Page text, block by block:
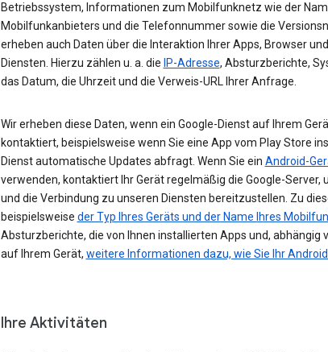
Betriebssystem, Informationen zum Mobilfunknetz wie der
Mobilfunkanbieters und die Telefonnummer sowie die
erheben auch Daten über die Interaktion Ihrer Apps, Browser
Diensten. Hierzu zählen u. a. die IP-Adresse, Absturzberichte,
das Datum, die Uhrzeit und die Verweis-URL Ihrer Anfrage.
Wir erheben diese Daten, wenn ein Google-Dienst auf Ihrem
kontaktiert, beispielsweise wenn Sie eine App vom Play Store
Dienst automatische Updates abfragt. Wenn Sie ein Android-
verwenden, kontaktiert Ihr Gerät regelmäßig die Google-Server,
und die Verbindung zu unseren Diensten bereitzustellen. Zu
beispielsweise der Typ Ihres Geräts und der Name Ihres
Absturzberichte, die von Ihnen installierten Apps und, abhängig
auf Ihrem Gerät, weitere Informationen dazu, wie Sie Ihr
Ihre Aktivitäten